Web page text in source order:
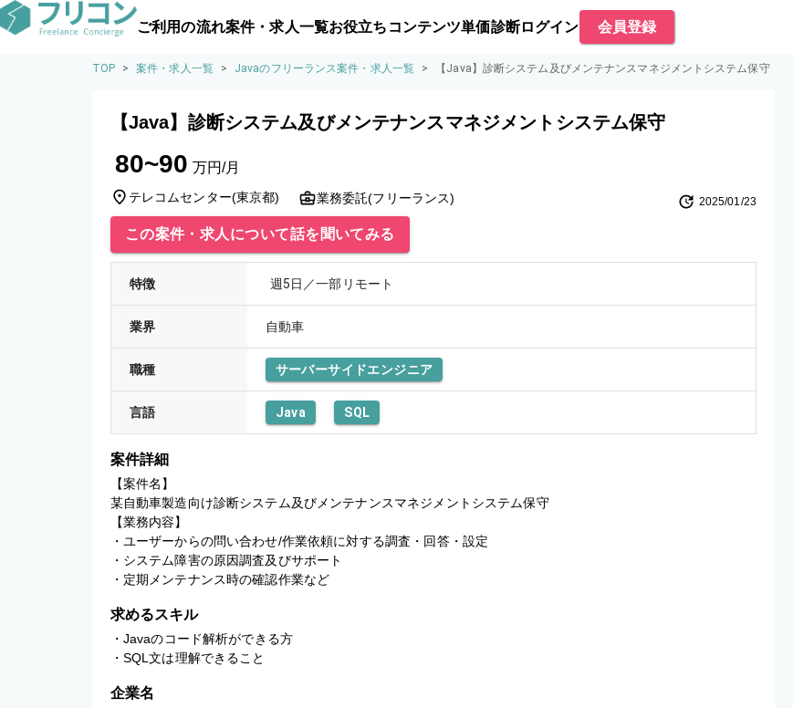
ご利用の流れ案件・求人一覧お役立ちコンテンツ単価診断ログイン 会員登録
TOP > 案件・求人一覧 > Javaのフリーランス案件・求人一覧 > 【Java】診断システム及びメンテナンスマネジメントシステム保守
【Java】診断システム及びメンテナンスマネジメントシステム保守
80~90 万円/月
テレコムセンター(東京都) 業務委託(フリーランス) 2025/01/23
この案件・求人について話を聞いてみる
特徴 週5日／一部リモート
業界 自動車
職種 サーバーサイドエンジニア
言語 Java SQL
案件詳細
【案件名】
某自動車製造向け診断システム及びメンテナンスマネジメントシステム保守
【業務内容】
・ユーザーからの問い合わせ/作業依頼に対する調査・回答・設定
・システム障害の原因調査及びサポート
・定期メンテナンス時の確認作業など
求めるスキル
・Javaのコード解析ができる方
・SQL文は理解できること
企業名